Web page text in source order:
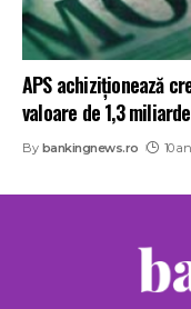
APS achiziționează
valoare de 1,3
By bankingnews.ro 10